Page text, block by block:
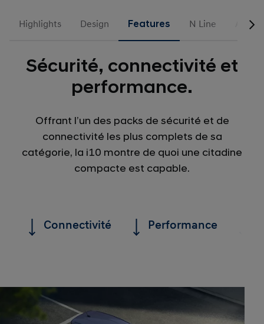
Highlights Design Features N Line
Sécurité, connectivité et
performance.
Offrant l’un des packs de sécurité et de
connectivité les plus complets de sa
catégorie, la i10 montre de quoi une citadine
compacte est capable.
Connectivité Performance